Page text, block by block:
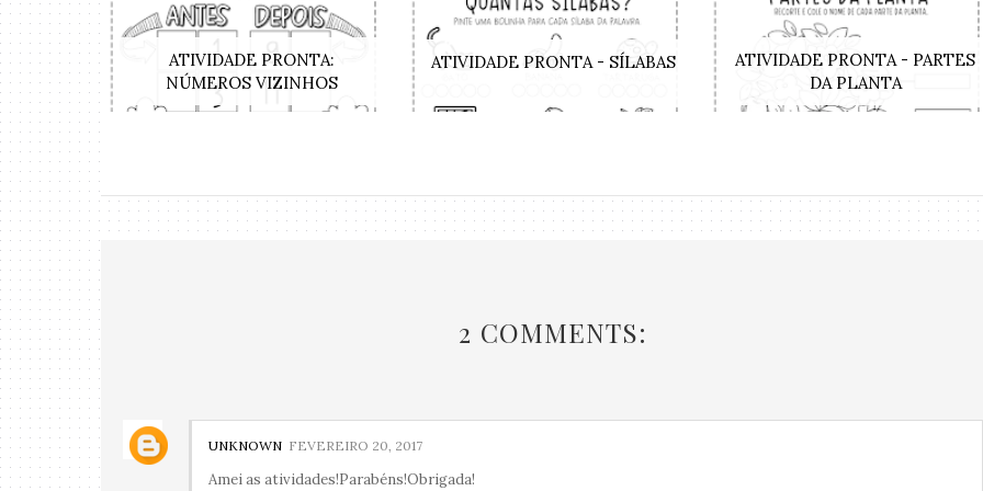
ATIVIDADE PRONTA:
NÚMEROS VIZINHOS
ATIVIDADE PRONTA - SÍLABAS
ATIVIDADE PRONTA - PARTES
DA PLANTA
2 COMMENTS:
UNKNOWN FEVEREIRO 20, 2017
Amei as atividades!Parabéns!Obrigada!